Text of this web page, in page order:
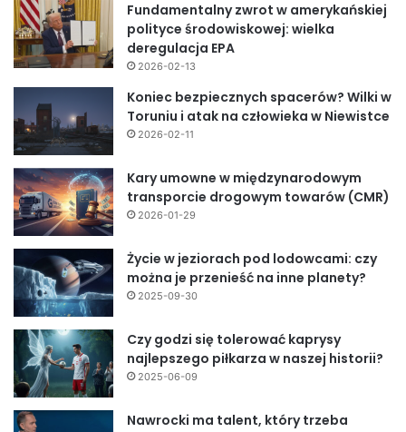
Fundamentalny zwrot w amerykańskiej
polityce środowiskowej: wielka
deregulacja EPA
2026-02-13
Koniec bezpiecznych spacerów? Wilki w
Toruniu i atak na człowieka w Niewistce
2026-02-11
Kary umowne w międzynarodowym
transporcie drogowym towarów (CMR)
2026-01-29
Życie w jeziorach pod lodowcami: czy
można je przenieść na inne planety?
2025-09-30
Czy godzi się tolerować kaprysy
najlepszego piłkarza w naszej historii?
2025-06-09
Nawrocki ma talent, który trzeba